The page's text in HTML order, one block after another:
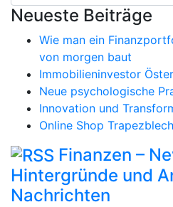
Neueste Beiträge
Wie man ein
von morgen baut
Immobilieninvestor
Neue psychologische
Innovation und
Online Shop
Finanzen –
Hintergründe und
Nachrichten